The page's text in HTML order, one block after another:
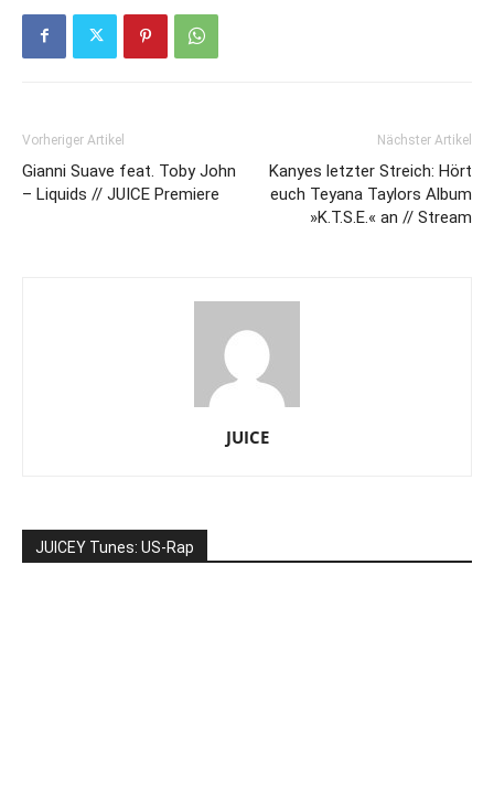
Vorheriger Artikel
Gianni Suave feat. Toby John
– Liquids // JUICE Premiere
Nächster Artikel
Kanyes letzter Streich: Hört
euch Teyana Taylors Album
»K.T.S.E.« an // Stream
JUICE
JUICEY Tunes: US-Rap